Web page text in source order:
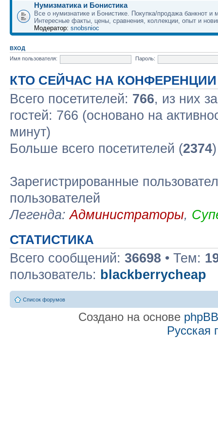
Нумизматика и Бонистика
Все о нумизнатике и Бонистике. Покупка/продажа банкнот и
Интересные факты, цены, сравнения, коллекции, опыт и
Модератор: snobsnioc
ВХОД
Имя пользователя:
Пароль:
КТО СЕЙЧАС НА КОНФЕРЕНЦИИ
Всего посетителей: 766, из них
гостей: 766 (основано на
минут)
Больше всего посетителей (2374
Зарегистрированные
пользователей
Легенда:Администраторы,
СТАТИСТИКА
Всего сообщений: 36698 • Тем:
пользователь: blackberrycheap
Список форумов
Создано на основе phpBB
Русская